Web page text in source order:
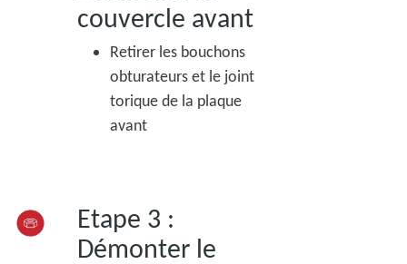
couvercle avant
Retirer les bouchons
obturateurs et le joint
torique de la plaque
avant
Etape 3 :
Démonter le